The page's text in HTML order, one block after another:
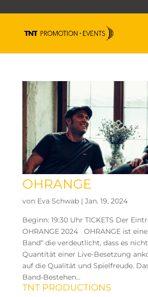
OHRANGE
von Eva Schwab| Jan. 19, 2024
Beginn: 19:30 Uhr TICKETS Der
OHRANGE 2024 OHRANGE ist
Band“ die verdeutlicht, dass es
Quantität einer Live-Besetzung
auf die Qualität und Spielfreude.
Band-Bestehen...
TNT PRODUCTIONS